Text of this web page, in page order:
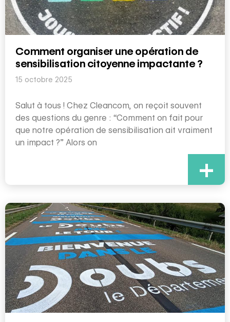
Comment organiser une opération de
sensibilisation citoyenne impactante ?
15 octobre 2025
Salut à tous ! Chez Cleancom, on reçoit souvent
des questions du genre : “Comment on fait pour
que notre opération de sensibilisation ait vraiment
un impact ?” Alors on
+